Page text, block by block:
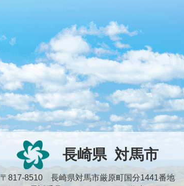
長崎県 対馬市
〒817-8510 長崎県対馬市厳原町国分1441番地